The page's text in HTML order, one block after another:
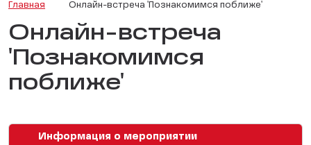
Главная Онлайн-встреча 'Познакомимся поближе'
Онлайн-встреча
'Познакомимся
поближе'
Информация о мероприятии